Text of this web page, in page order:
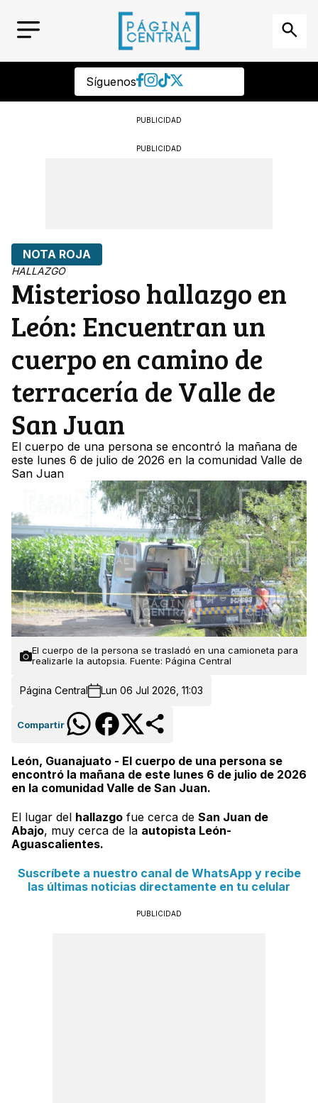
Síguenos
PUBLICIDAD
PUBLICIDAD
NOTA ROJA
HALLAZGO
Misterioso hallazgo en
León: Encuentran un
cuerpo en camino de
terracería de Valle de
San Juan
El cuerpo de una persona se encontró la mañana de
este lunes 6 de julio de 2026 en la comunidad Valle de
San Juan
El cuerpo de la persona se trasladó en una camioneta para
realizarle la autopsia. Fuente: Página Central
Página Central Lun 06 Jul 2026, 11:03
Compartir
León, Guanajuato - El cuerpo de una persona se
encontró la mañana de este lunes 6 de julio de 2026
en la comunidad Valle de San Juan.
El lugar del hallazgo fue cerca de San Juan de
Abajo, muy cerca de la autopista León-
Aguascalientes.
Suscríbete a nuestro canal de WhatsApp y recibe
las últimas noticias directamente en tu celular
PUBLICIDAD